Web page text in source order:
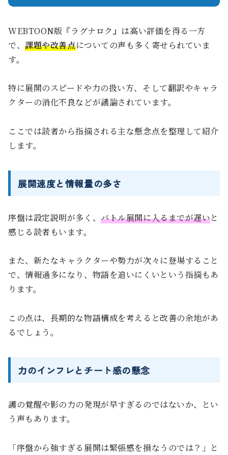
WEBTOON版『ラグナロク』は高い評価を得る一方
で、課題や改善点についての声も多く寄せられていま
す。
特に展開のスピードや力の扱い方、そして翻訳やキャラ
クターの消化不良などが議論されています。
ここでは読者から指摘される主な懸念点を整理して紹介
します。
展開速度と情報量の多さ
序盤は設定説明が多く、バトル展開に入るまでが遅いと
感じる読者もいます。
また、新たなキャラクターや勢力が次々に登場すること
で、情報過多になり、物語を追いにくいという指摘もあ
ります。
この点は、長期的な物語構成を考えると改善の余地があ
るでしょう。
力のインフレとチート感の懸念
護の覚醒や影の力の発現が早すぎるのではないか、とい
う声もあります。
「序盤から強すぎる展開は緊張感を損なうのでは？」と